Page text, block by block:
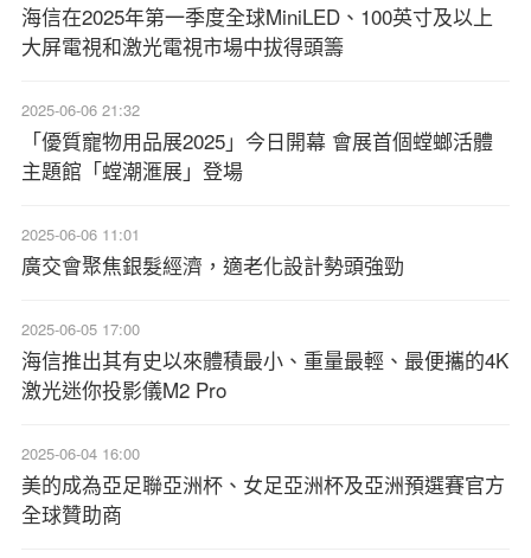
海信在2025年第一季度全球MiniLED、100英寸及以上
大屏電視和激光電視市場中拔得頭籌
2025-06-06 21:32
「優質寵物用品展2025」今日開幕 會展首個螳螂活體
主題館「螳潮滙展」登場
2025-06-06 11:01
廣交會聚焦銀髮經濟，適老化設計勢頭強勁
2025-06-05 17:00
海信推出其有史以來體積最小、重量最輕、最便攜的4K
激光迷你投影儀M2 Pro
2025-06-04 16:00
美的成為亞足聯亞洲杯、女足亞洲杯及亞洲預選賽官方
全球贊助商